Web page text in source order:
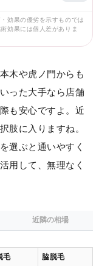
効果の優劣を示すものでは
効果には個人差がありま
木や虎ノ門からも
った大手なら店舗
も安心ですよ。近
肢に入りますね。
選ぶと通いやすく
用して、無理なく
近隣の相場
毛 脇脱毛